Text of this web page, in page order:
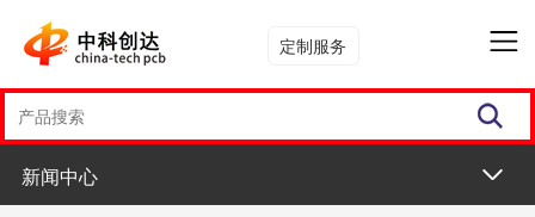
定制服务
新闻中心